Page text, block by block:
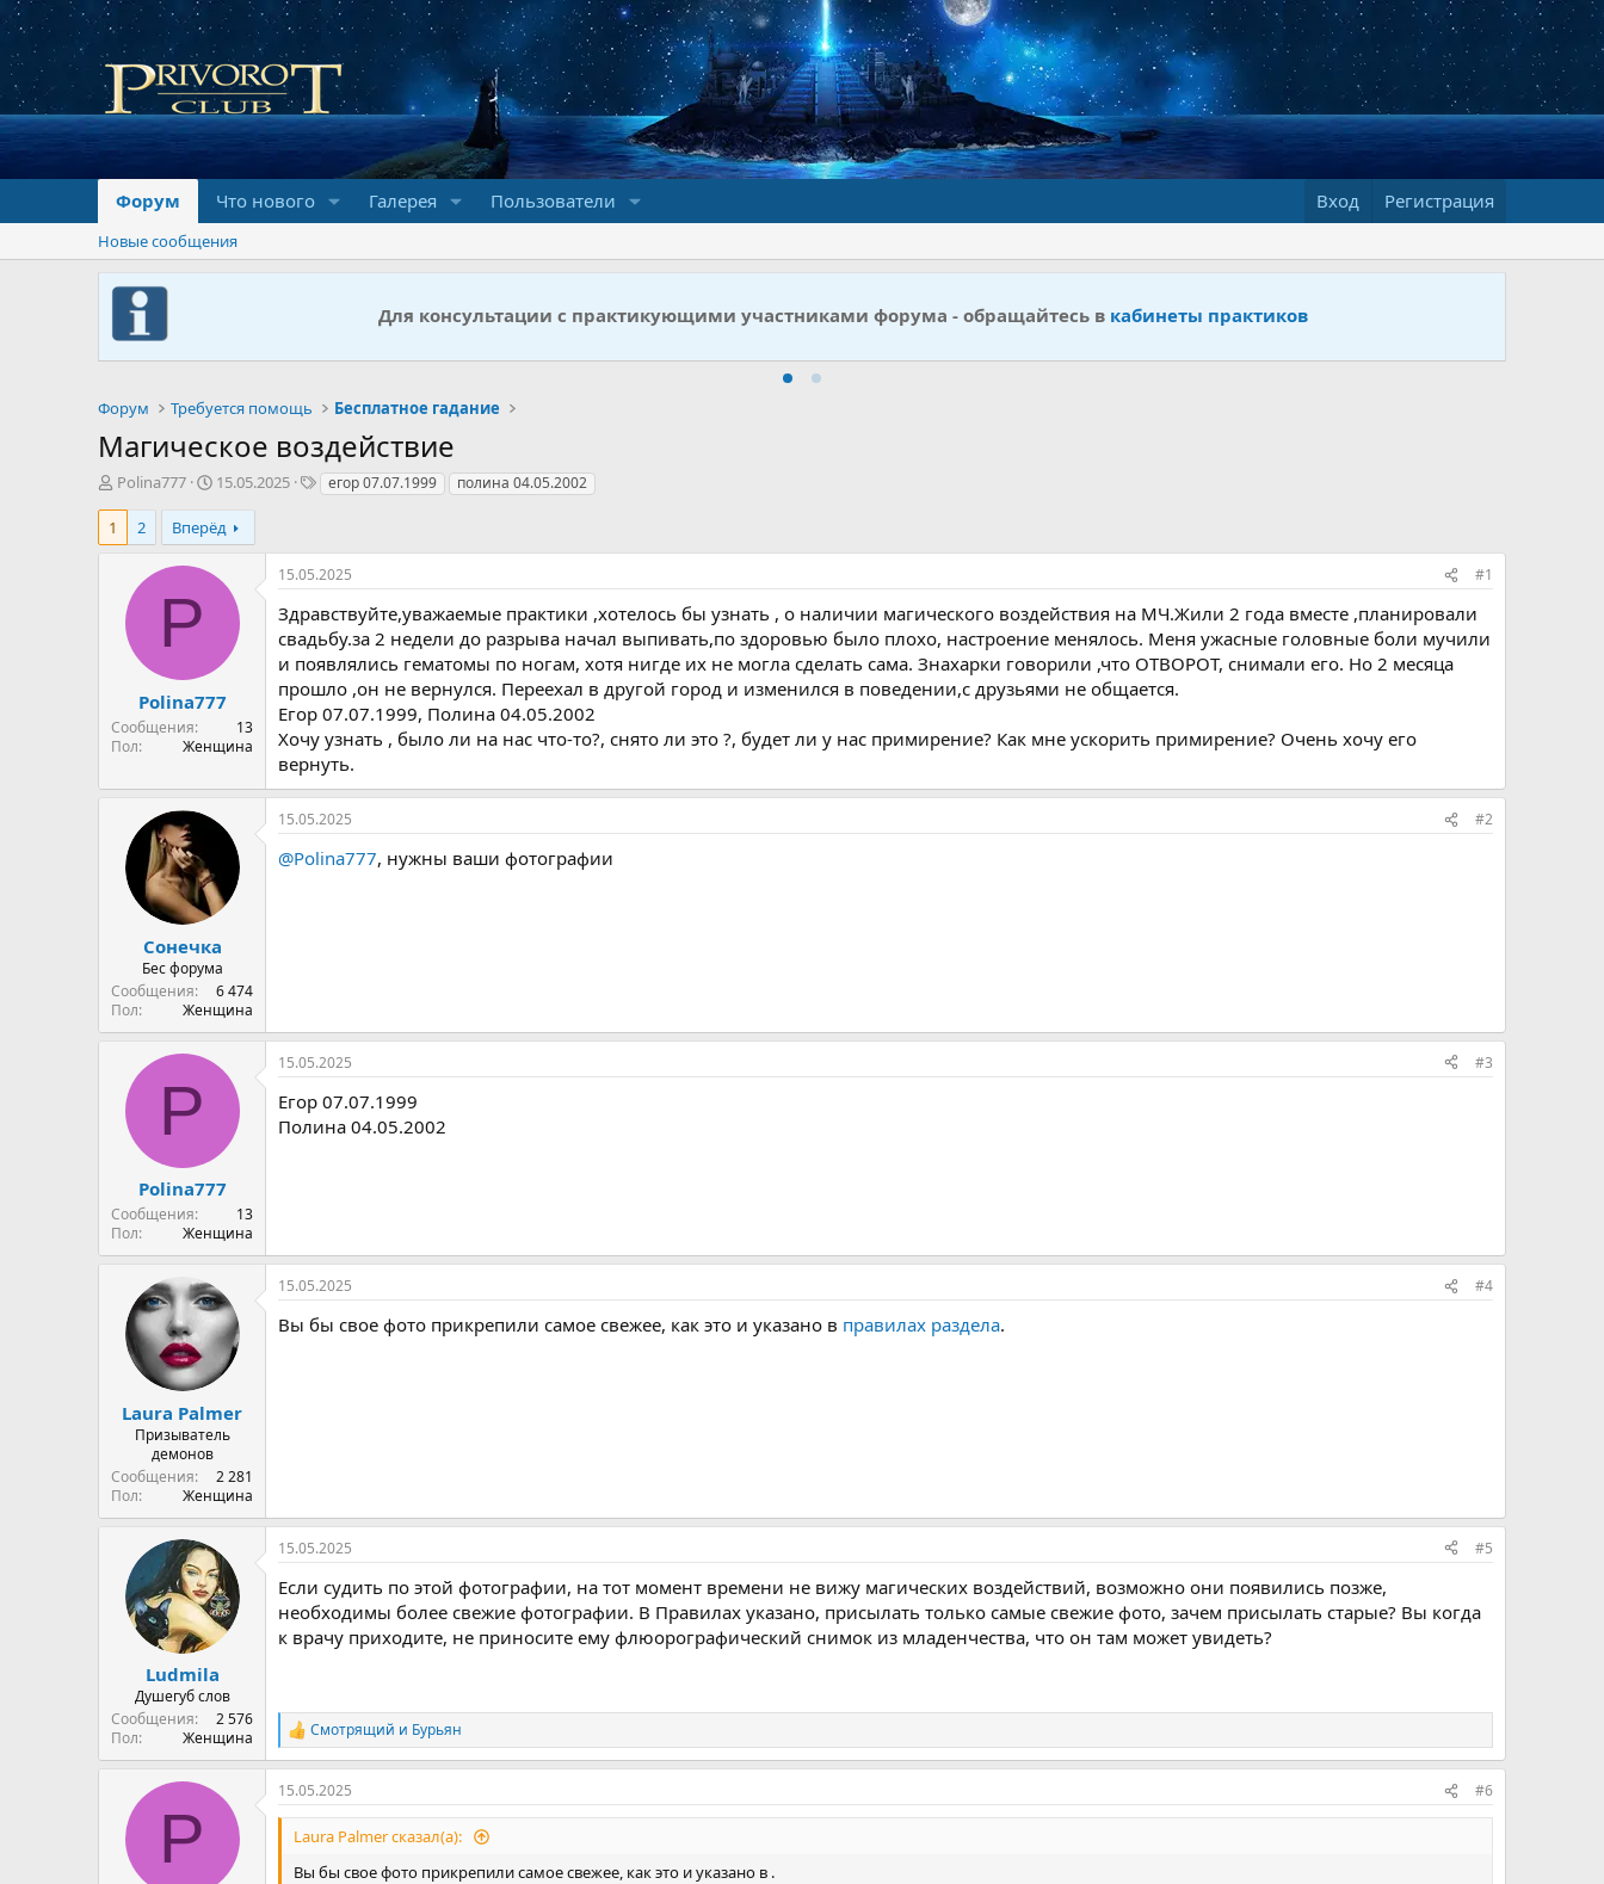
Форум Что нового Галерея Пользователи Вход Регистрация
Новые сообщения
Для консультации с практикующими участниками форума - обращайтесь в кабинеты практиков
Форум Требуется помощь Бесплатное гадание
Магическое воздействие
А
о
м
Polina777
Д
т
а
а
а
15.05.2025
Тегор 07.07.1999 полина 04.05.2002
1 2 Вперёд
P
Polina777
Сообщения
13
Пол
Женщина
15.05.2025 #1
Здравствуйте,уважаемые практики ,хотелось бы узнать , о наличии магического воздействия на МЧ.Жили 2 года вместе ,планировали
свадьбу.за 2 недели до разрыва начал выпивать,по здоровью было плохо, настроение менялось. Меня ужасные головные боли мучили
и появлялись гематомы по ногам, хотя нигде их не могла сделать сама. Знахарки говорили ,что ОТВОРОТ, снимали его. Но 2 месяца
прошло ,он не вернулся. Переехал в другой город и изменился в поведении,с друзьями не общается.
Егор 07.07.1999, Полина 04.05.2002
Хочу узнать , было ли на нас что-то?, снято ли это ?, будет ли у нас примирение? Как мне ускорить примирение? Очень хочу его
вернуть.
Сонечка
Бес форума
Сообщения
6 474
Пол
Женщина
15.05.2025 #2
@Polina777, нужны ваши фотографии
P
Polina777
Сообщения
13
Пол
Женщина
15.05.2025 #3
Егор 07.07.1999
Полина 04.05.2002
Laura Palmer
Призыватель
демонов
Сообщения
2 281
Пол
Женщина
15.05.2025 #4
Вы бы свое фото прикрепили самое свежее, как это и указано в правилах раздела.
Ludmila
Душегуб слов
Сообщения
2 576
Пол
Женщина
15.05.2025 #5
Если судить по этой фотографии, на тот момент времени не вижу магических воздействий, возможно они появились позже,
необходимы более свежие фотографии. В Правилах указано, присылать только самые свежие фото, зачем присылать старые? Вы когда
к врачу приходите, не приносите ему флюорографический снимок из младенчества, что он там может увидеть?
Р
е
а
к
ц
и
Смотрящий и Бурьян
P
15.05.2025 #6
Laura Palmer сказал(а):
Вы бы свое фото прикрепили самое свежее, как это и указано в .